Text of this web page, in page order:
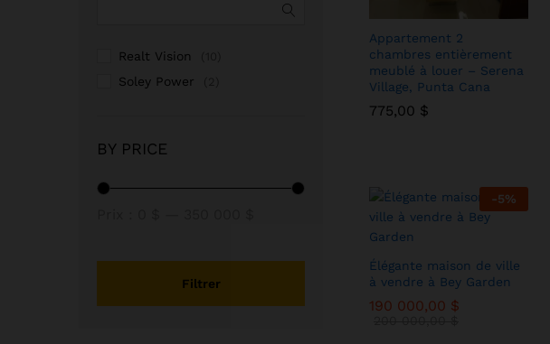
Appartement 2
chambres entièrement
meublé à louer – Serena
Village, Punta Cana
775,00 $
775,00 $
-5%
Élégante maison de ville
à vendre à Bey Garden
190 000,00 $
190 000,00 $
Realt Vision
Soley Power
BY PRICE
Filtrer